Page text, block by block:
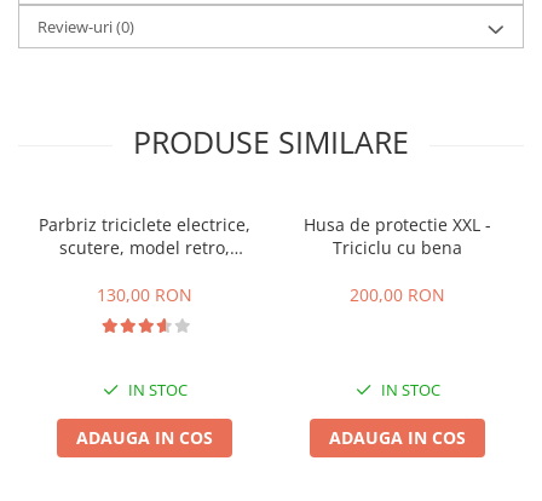
Cauciucuri
Controllere
Ieftine
PIESE DE SCHIMB
Review-uri(0)
PRODUSE SIMILARE
Parbriz triciclete electrice,
scutere, model retro,
130,00 RON
IN STOC
ADAUGA IN COS
Husa de protectie XXL -
Triciclu cu bena
200,00 RON
IN STOC
ADAUGA IN COS